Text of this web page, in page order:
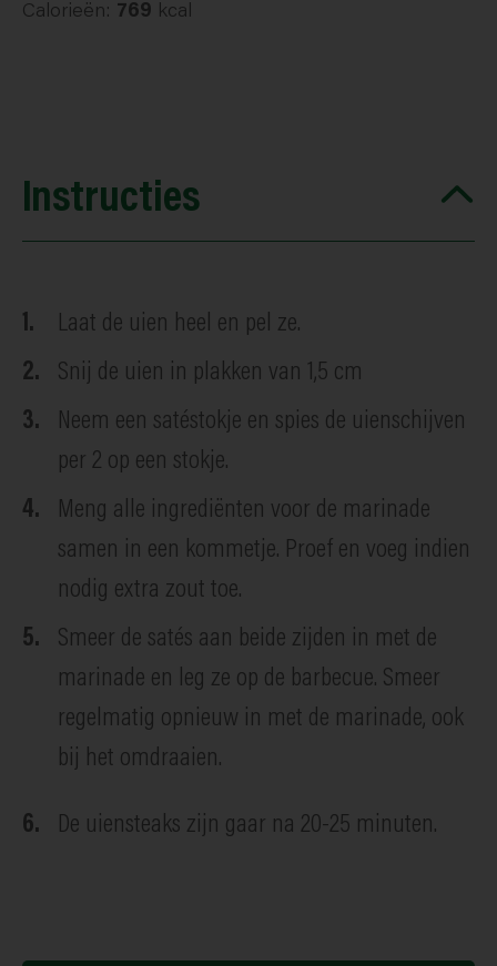
Calorieën: 769 kcal
Instructies
Laat de uien heel en pel ze.
Snij de uien in plakken van 1,5 cm
Neem een satéstokje en spies de uienschijven
per 2 op een stokje.
Meng alle ingrediënten voor de marinade
samen in een kommetje. Proef en voeg indien
nodig extra zout toe.
Smeer de satés aan beide zijden in met de
marinade en leg ze op de barbecue. Smeer
regelmatig opnieuw in met de marinade, ook
bij het omdraaien.
De uiensteaks zijn gaar na 20-25 minuten.